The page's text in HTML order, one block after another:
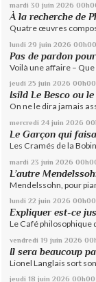
mardi 30 juin 2026
À la recherche de
Quatre œuvres
lundi 29 juin 2026 00h00
Pas de pardon
Voilà une affaire – Que
jeudi 25 juin 2026 00h00
Isild Le Besco ou
On ne le dira jamais
mercredi 24 juin 2026
Le Garçon qui
Les Cramés de la
mardi 23 juin 2026
L’autre
Mendelssohn, pour
lundi 22 juin 2026 00h00
Expliquer est-ce
Le Café philosophique
vendredi 19 juin 2026
Il sera beaucoup
Lionel Langlais sort
jeudi 18 juin 2026 00h00